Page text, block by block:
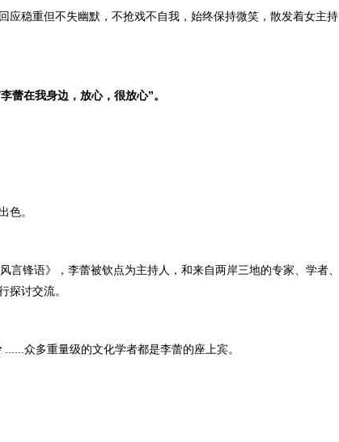
应稳重但不失幽默，不抢戏不自我， 始终保持微笑， 散发着女主持
蕾在我身边，放心，很放心”。
色。
言锋语》，李蕾被钦点为主持人，和来自两岸三地的专家、学者、
探讨交流。
......众多重量级的文化学者都是李蕾的座上宾。